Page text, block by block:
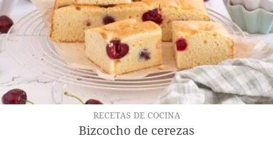
RECETAS DE COCINA
Bizcocho de cerezas